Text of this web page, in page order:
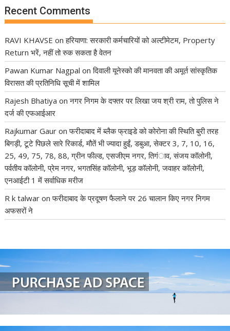
Recent Comments
RAVI KHAVSE onहरियाणा: सरकारी कर्मचारियों को अल्टीमेटम, Property
Return भरें, नहीं तो रुक सकता है वेतन
Pawan Kumar Nagpal onदिवाली यूनेस्को की मानवता की अमूर्त सांस्कृतिक
विरासत की प्रतिनिधि सूची में शामिल
Rajesh Bhatiya onनगर निगम के दफ्तर पर लिखा जय श्री राम, तो पुलिस ने
दर्ज की एफआईआर
Rajkumar Gaur onफरीदाबाद में ब्लैक फ्राइडे को कोरोना की स्थिति बुरी तरह
बिगड़ी, टूटे पिछले सारे रिकार्ड, मौतें भी ज्यादा हुईं, डबुआ, सेक्टर 3, 7, 10, 16,
25, 49, 75, 78, 88, ग्रीन फील्ड, एसजीएम नगर, तिगंाव, संजय कॉलोनी,
पर्वतीय कॉलोनी, प्रेम नगर, भगतसिंह कॉलोनी, भूड़ कॉलोनी, जवाहर कॉलोनी,
एनआईटी 1 में सर्वाधिक मरीज
R k talwar onफरीदाबाद के प्रदूषण फैलाने पर 26 चालान किए नगर निगम
अफसरों ने